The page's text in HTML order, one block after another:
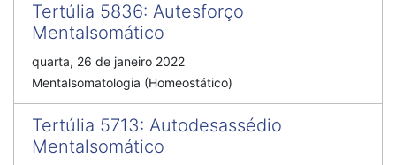
Tertúlia 5836: Autesforço
Mentalsomático
quarta, 26 de janeiro 2022
Mentalsomatologia (Homeostático)
Tertúlia 5713: Autodesassédio
Mentalsomático